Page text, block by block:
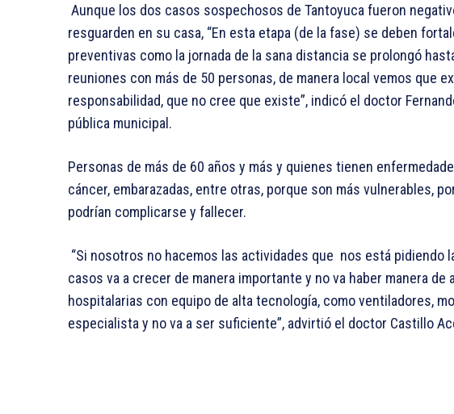
Aunque los dos casos sospechosos de Tantoyuca fueron
resguarden en su casa, “En esta etapa (de la fase) se deben
preventivas como la jornada de la sana distancia se prolongó
reuniones con más de 50 personas, de manera local vemos que
responsabilidad, que no cree que existe”, indicó el doctor
pública municipal.
Personas de más de 60 años y más y quienes tienen
cáncer, embarazadas, entre otras, porque son más vulnerables,
podrían complicarse y fallecer.
“Si nosotros no hacemos las actividades que nos está pidiendo
casos va a crecer de manera importante y no va haber manera
hospitalarias con equipo de alta tecnología, como ventiladores,
especialista y no va a ser suficiente”, advirtió el doctor Castillo